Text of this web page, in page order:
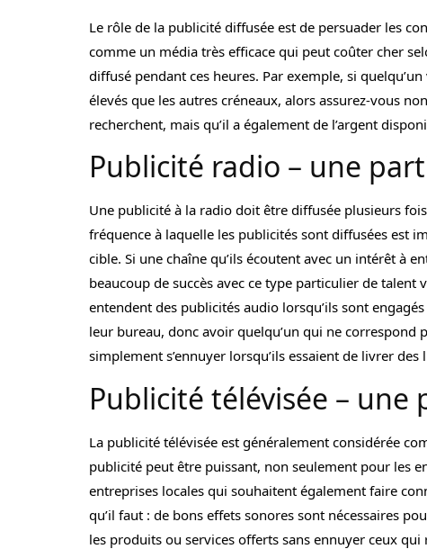
Le rôle de la publicité diffusée est de persuader les
comme un média très efficace qui peut coûter cher
diffusé pendant ces heures. Par exemple, si
élevés que les autres créneaux, alors assurez-vous
recherchent, mais qu’il a également de l’argent
Publicité radio – une
Une publicité à la radio doit être diffusée plusieurs
fréquence à laquelle les publicités sont diffusées est
cible. Si une chaîne qu’ils écoutent avec un intérêt à
beaucoup de succès avec ce type particulier de
entendent des publicités audio lorsqu’ils sont
leur bureau, donc avoir quelqu’un qui ne
simplement s’ennuyer lorsqu’ils essaient de livrer
Publicité télévisée –
La publicité télévisée est généralement considérée
publicité peut être puissant, non seulement pour les
entreprises locales qui souhaitent également faire
qu’il faut : de bons effets sonores sont nécessaires
les produits ou services offerts sans ennuyer ceux